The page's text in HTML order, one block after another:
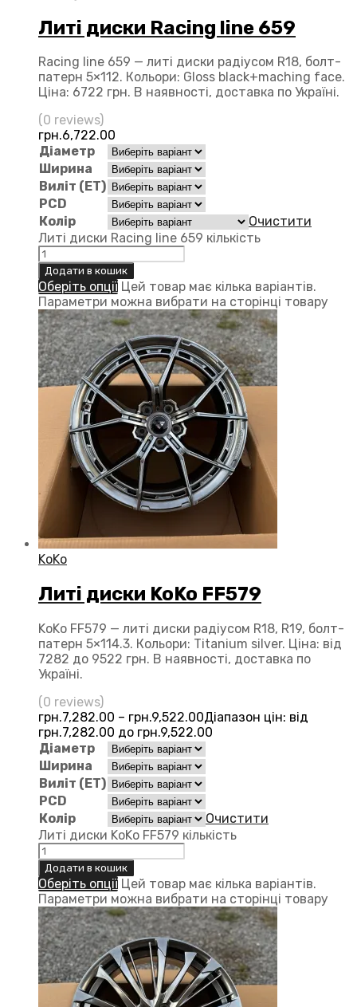
Литі диски Racing line 659
Racing line 659 — литі диски радіусом R18, болт-
патерн 5×112. Кольори: Gloss black+maching face.
Ціна: 6722 грн. В наявності, доставка по Україні.
(0 reviews)
грн.6,722.00
Діаметр
Ширина
Виліт (ЕТ)
PCD
Колір
Очистити
Литі диски Racing line 659 кількість
Додати в кошик
Оберіть опції Цей товар має кілька варіантів.
Параметри можна вибрати на сторінці товару
KoKo
Литі диски KoKo FF579
KoKo FF579 — литі диски радіусом R18, R19, болт-
патерн 5×114.3. Кольори: Titanium silver. Ціна: від
7282 до 9522 грн. В наявності, доставка по
Україні.
(0 reviews)
грн.7,282.00 – грн.9,522.00Діапазон цін: від
грн.7,282.00 до грн.9,522.00
Діаметр
Ширина
Виліт (ЕТ)
PCD
Колір
Очистити
Литі диски KoKo FF579 кількість
Додати в кошик
Оберіть опції Цей товар має кілька варіантів.
Параметри можна вибрати на сторінці товару